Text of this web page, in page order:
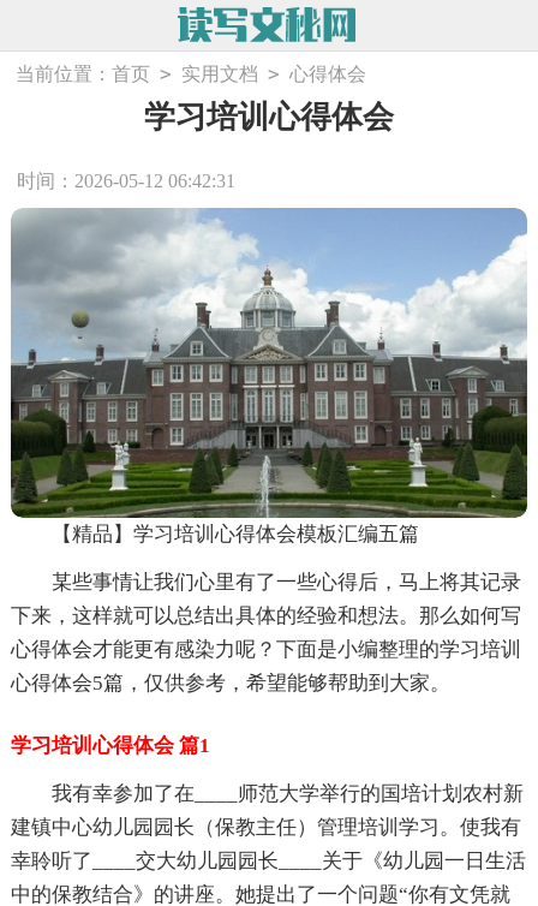
当前位置：首页 > 实用文档 > 心得体会
学习培训心得体会
时间：2026-05-12 06:42:31
【精品】学习培训心得体会模板汇编五篇
某些事情让我们心里有了一些心得后，马上将其记录
下来，这样就可以总结出具体的经验和想法。那么如何写
心得体会才能更有感染力呢？下面是小编整理的学习培训
心得体会5篇，仅供参考，希望能够帮助到大家。
学习培训心得体会 篇1
我有幸参加了在____师范大学举行的国培计划农村新
建镇中心幼儿园园长（保教主任）管理培训学习。使我有
幸聆听了____交大幼儿园园长____关于《幼儿园一日生活
中的保教结合》的讲座。她提出了一个问题“你有文凭就